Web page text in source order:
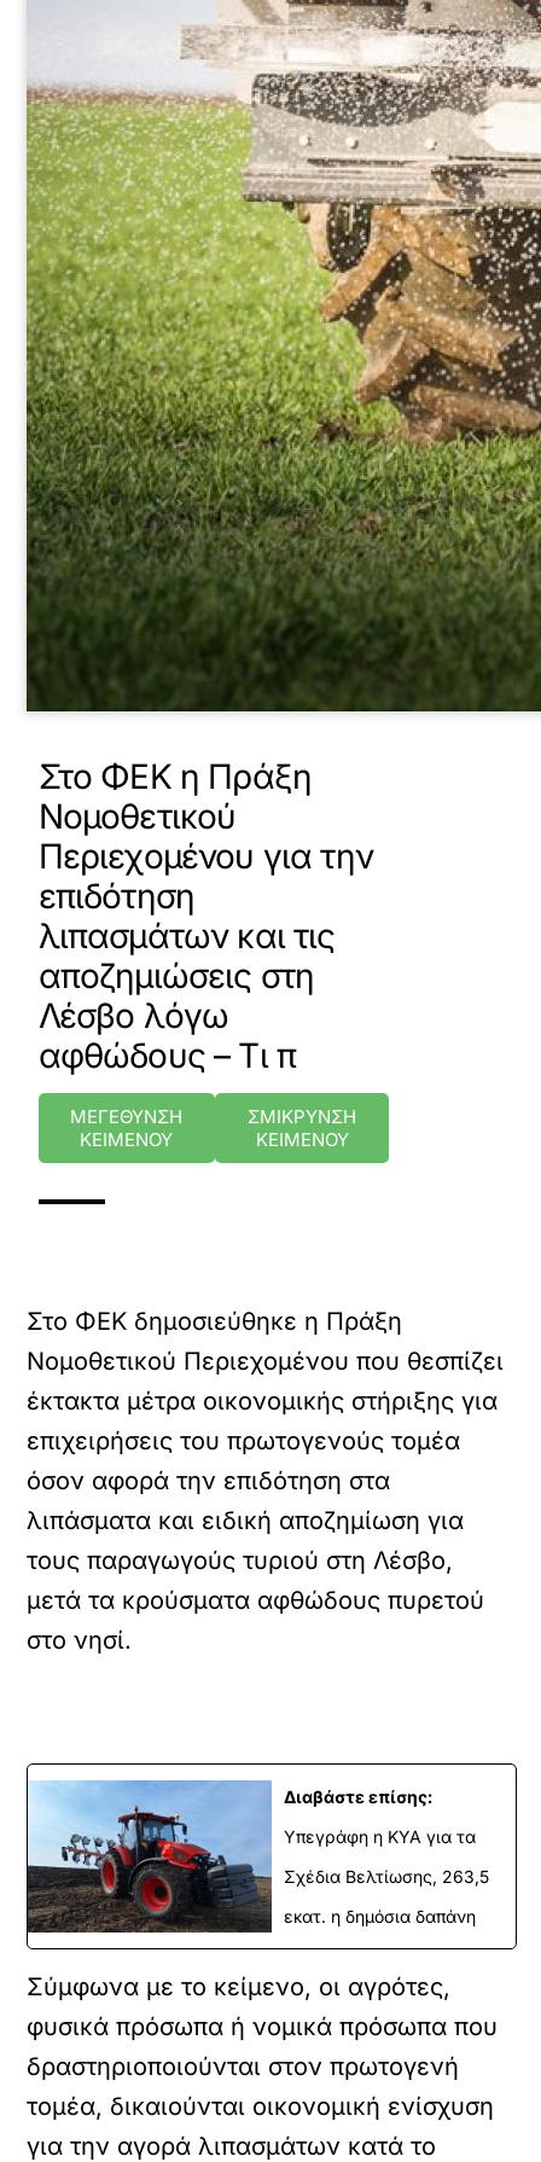
Στο ΦΕΚ η Πράξη
Νομοθετικού
Περιεχομένου για την
επιδότηση
λιπασμάτων και τις
αποζημιώσεις στη
Λέσβο λόγω
αφθώδους – Τι π
ΜΕΓΕΘΥΝΣΗ
ΚΕΙΜΕΝΟΥ
ΣΜΙΚΡΥΝΣΗ
ΚΕΙΜΕΝΟΥ
Στο ΦΕΚ δημοσιεύθηκε η Πράξη
Νομοθετικού Περιεχομένου που θεσπίζει
έκτακτα μέτρα οικονομικής στήριξης για
επιχειρήσεις του πρωτογενούς τομέα
όσον αφορά την επιδότηση στα
λιπάσματα και ειδική αποζημίωση για
τους παραγωγούς τυριού στη Λέσβο,
μετά τα κρούσματα αφθώδους πυρετού
στο νησί.
Διαβάστε επίσης:
Υπεγράφη η ΚΥΑ για τα
Σχέδια Βελτίωσης, 263,5
εκατ. η δημόσια δαπάνη
Σύμφωνα με το κείμενο, οι αγρότες,
φυσικά πρόσωπα ή νομικά πρόσωπα που
δραστηριοποιούνται στον πρωτογενή
τομέα, δικαιούνται οικονομική ενίσχυση
για την αγορά λιπασμάτων κατά το